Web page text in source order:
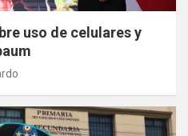
uso de celulares y